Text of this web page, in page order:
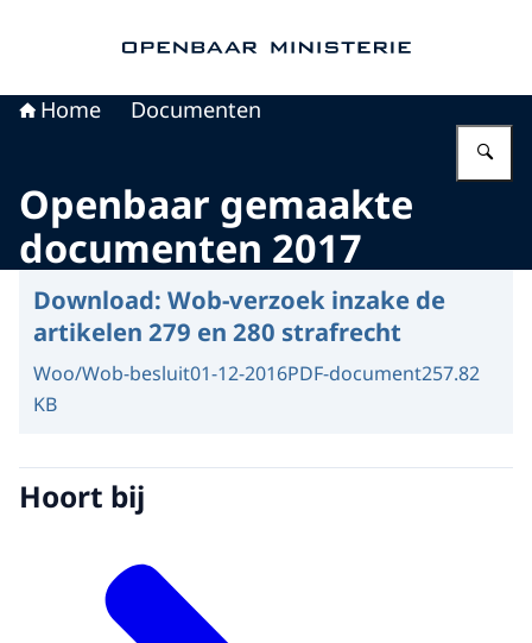
Home Documenten
Openbaar gemaakte
documenten 2017
Download: Wob-verzoek inzake de
artikelen 279 en 280 strafrecht
Woo/Wob-besluit01-12-2016PDF-document257.82
KB
Hoort bij